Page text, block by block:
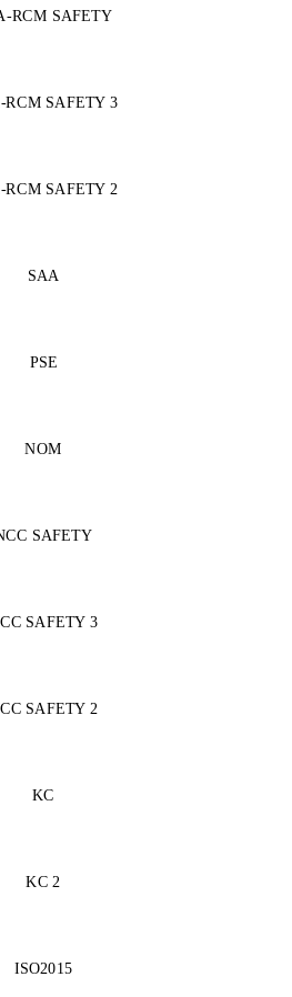
RCM SAFETY
RCM SAFETY 3
RCM SAFETY 2
SAA
PSE
NOM
SAFETY
SAFETY 3
SAFETY 2
KC
KC 2
ISO2015